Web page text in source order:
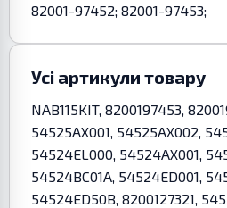
82001-97452; 82001-97453;
Усі артикули товару
NAB115KIT, 8200197453,
54525AX001, 54525AX002,
54524EL000, 54524AX001,
54524BC01A, 54524ED001,
54524ED50B, 8200127321,